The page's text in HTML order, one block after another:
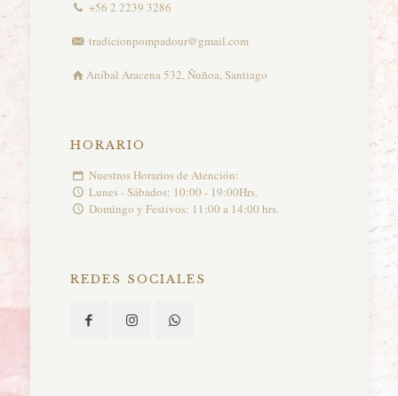
+56 2 2239 3286
tradicionpompadour@gmail.com
Aníbal Aracena 532, Ñuñoa, Santiago
HORARIO
Nuestros Horarios de Atención:
Lunes - Sábados: 10:00 - 19:00Hrs.
Domingo y Festivos: 11:00 a 14:00 hrs.
REDES SOCIALES